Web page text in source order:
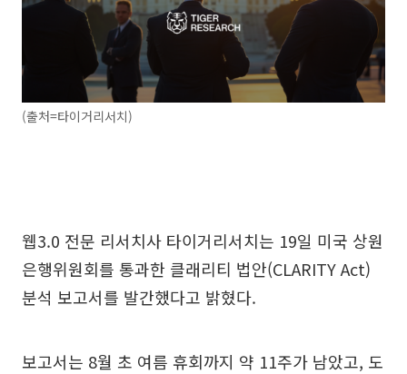
(출처=타이거리서치)
웹3.0 전문 리서치사 타이거리서치는 19일 미국 상원
은행위원회를 통과한 클래리티 법안(CLARITY Act)
분석 보고서를 발간했다고 밝혔다.
보고서는 8월 초 여름 휴회까지 약 11주가 남았고, 도